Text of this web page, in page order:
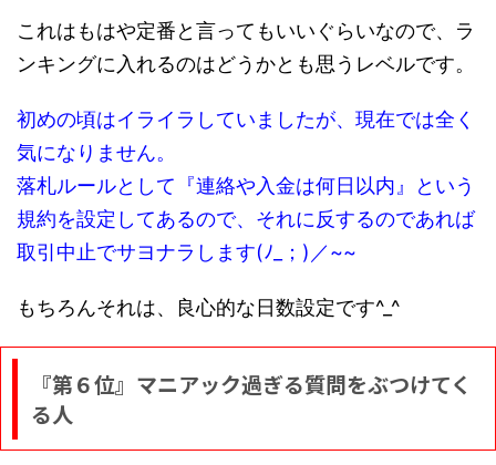
これはもはや定番と言ってもいいぐらいなので、ラ
ンキングに入れるのはどうかとも思うレベルです。
初めの頃はイライラしていましたが、現在では全く
気になりません。
落札ルールとして『連絡や入金は何日以内』という
規約を設定してあるので、それに反するのであれば
取引中止でサヨナラします(ﾉ_；)／~~
もちろんそれは、良心的な日数設定です^_^
『第６位』マニアック過ぎる質問をぶつけてく
る人